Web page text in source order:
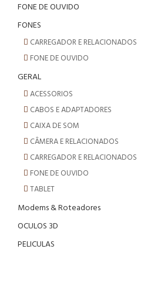
FONE DE OUVIDO
FONES
CARREGADOR E RELACIONADOS
FONE DE OUVIDO
GERAL
ACESSORIOS
CABOS E ADAPTADORES
CAIXA DE SOM
CÂMERA E RELACIONADOS
CARREGADOR E RELACIONADOS
FONE DE OUVIDO
TABLET
Modems & Roteadores
OCULOS 3D
PELICULAS